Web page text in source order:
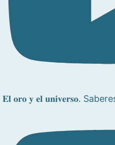
𝐄𝐥 𝐨𝐫𝐨 𝐲 𝐞𝐥 𝐮𝐧𝐢𝐯𝐞𝐫𝐬𝐨.